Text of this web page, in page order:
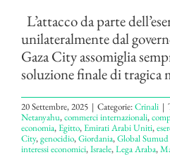
L’attacco da parte
unilateralmente dal
Gaza City assomiglia
soluzione finale di tragica
20 Settembre, 2025 | Categorie:Crinali |
Netanyahu,commerci internazionali,
economia,Egitto,Emirati Arabi Uniti,
City,genocidio,Giordania,Global
interessi economici,Israele,Lega Araba,